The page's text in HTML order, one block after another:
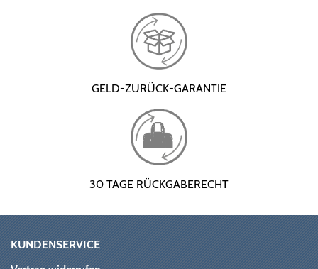
GELD-ZURÜCK-GARANTIE
30 TAGE RÜCKGABERECHT
KUNDENSERVICE